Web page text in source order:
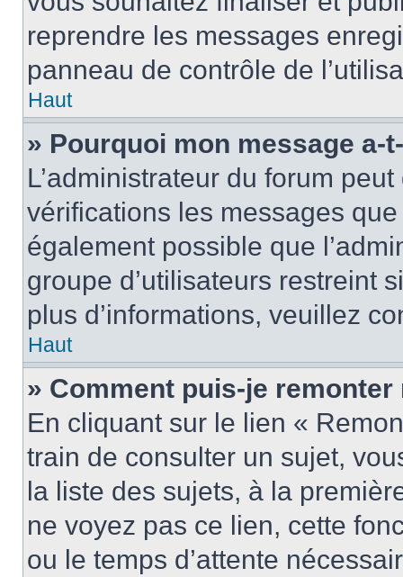
reprendre les messages
panneau de contrôle de
Haut
» Pourquoi mon message a-
L’administrateur du forum
vérifications les messages
également possible que
groupe d’utilisateurs restreint
plus d’informations, veuillez
Haut
» Comment puis-je
En cliquant sur le lien «
train de consulter un sujet,
la liste des sujets, à la
ne voyez pas ce lien, cette
ou le temps d’attente